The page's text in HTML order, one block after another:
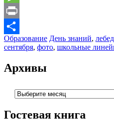
Message
Print
Отправить
Образование День знаний,
сентября, фото, школьные
Архивы
Архивы
Гостевая книга